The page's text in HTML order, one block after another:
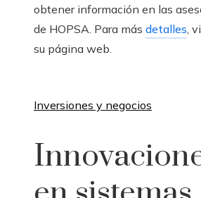
obtener información en las
de HOPSA. Para más detalles ,
su página web.
Inversiones y negocios